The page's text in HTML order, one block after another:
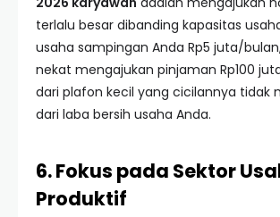
terlalu besar dibanding kapasitas
usaha sampingan Anda Rp5 juta/
nekat mengajukan pinjaman Rp100
dari plafon kecil yang cicilannya tidak
dari laba bersih usaha Anda.
6. Fokus pada Sektor
Produktif